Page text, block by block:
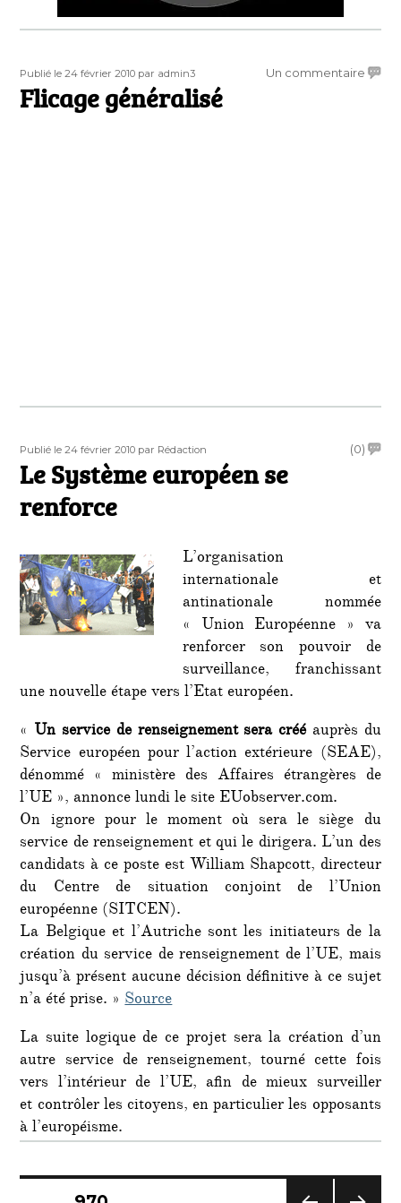
Publié
le
Publié le 24 février 2010 Auteur
par admin3 Un commentairesur
Flicage généralisé
Publié
le
Publié le 24 février 2010 Auteur
par Rédaction (0)on
Le Système européen se
renforce
L’organisation
internationale et
antinationale nommée
« Union Européenne » va
renforcer son pouvoir de
surveillance, franchissant
une nouvelle étape vers l’Etat européen.
« Un service de renseignement sera crééauprès du
Service européen pour l’action extérieure (SEAE),
dénommé « ministère des Affaires étrangères de
l’UE », annonce lundi le site EUobserver.com.
On ignore pour le moment où sera le siège du
service de renseignement et qui le dirigera. L’un des
candidats à ce poste est William Shapcott, directeur
du Centre de situation conjoint de l’Union
européenne (SITCEN).
La Belgique et l’Autriche sont les initiateurs de la
création du service de renseignement de l’UE, mais
jusqu’à présent aucune décision définitive à ce sujet
n’a été prise. »Source
La suite logique de ce projet sera la création d’un
autre service de renseignement, tourné cette fois
vers l’intérieur de l’UE, afin de mieux surveiller
et contrôler les citoyens, en particulier les opposants
à l’européisme.